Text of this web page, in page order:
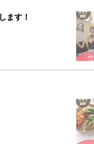
ます！